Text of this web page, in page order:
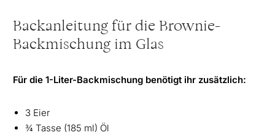
Backanleitung für die Brownie-
Backmischung im Glas
Für die 1-Liter-Backmischung benötigt ihr zusätzlich:
3 Eier
¾ Tasse (185 ml) Öl